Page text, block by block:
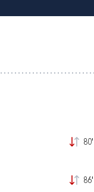
80'
86'